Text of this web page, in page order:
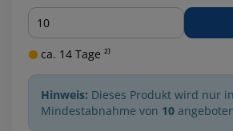
Menge
ca. 14 Tage ²⁾
Hinweis: Dieses Produkt wird nur
Mindestabnahme von 10